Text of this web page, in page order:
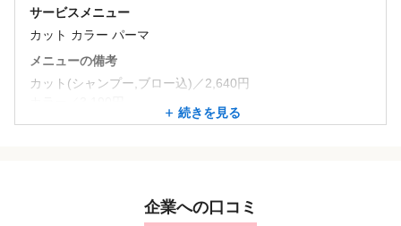
サービスメニュー
カット カラー パーマ
メニューの備考
カット(シャンプー,ブロー込)／2,640円
プレミアムカラー／4,180円～
※全店オージュア認定サロン
※プレミアムカラーはアディクシーやエヌドットなど
続きを見る
企業への口コミ